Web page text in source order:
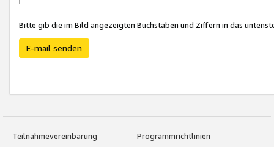
Bitte gib die im Bild angezeigten Buchstaben und Ziffern in das
E-mail senden
Teilnahmevereinbarung
Programmrichtlinien